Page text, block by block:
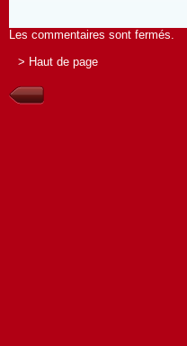
Les commentaires sont fermés.
> Haut de page